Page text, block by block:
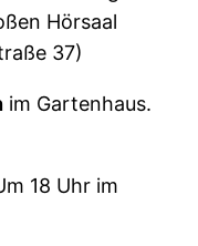
Hörsaal
37)
im Gartenhaus.
18 Uhr im